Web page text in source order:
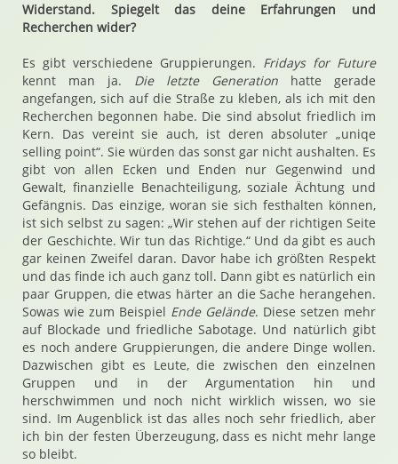
Widerstand. Spiegelt das deine Erfahrungen und
Recherchen wider?
Es gibt verschiedene Gruppierungen. Fridays for Future
kennt man ja. Die letzte Generation hatte gerade
angefangen, sich auf die Straße zu kleben, als ich mit den
Recherchen begonnen habe. Die sind absolut friedlich im
Kern. Das vereint sie auch, ist deren absoluter „uniqe
selling point“. Sie würden das sonst gar nicht aushalten. Es
gibt von allen Ecken und Enden nur Gegenwind und
Gewalt, finanzielle Benachteiligung, soziale Ächtung und
Gefängnis. Das einzige, woran sie sich festhalten können,
ist sich selbst zu sagen: „Wir stehen auf der richtigen Seite
der Geschichte. Wir tun das Richtige.“ Und da gibt es auch
gar keinen Zweifel daran. Davor habe ich größten Respekt
und das finde ich auch ganz toll. Dann gibt es natürlich ein
paar Gruppen, die etwas härter an die Sache herangehen.
Sowas wie zum Beispiel Ende Gelände. Diese setzen mehr
auf Blockade und friedliche Sabotage. Und natürlich gibt
es noch andere Gruppierungen, die andere Dinge wollen.
Dazwischen gibt es Leute, die zwischen den einzelnen
Gruppen und in der Argumentation hin und
herschwimmen und noch nicht wirklich wissen, wo sie
sind. Im Augenblick ist das alles noch sehr friedlich, aber
ich bin der festen Überzeugung, dass es nicht mehr lange
so bleibt.